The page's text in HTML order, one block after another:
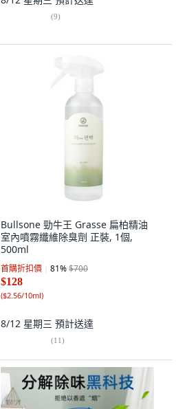
(9)
Bullsone 勁牛王 Grasse 扁柏精油
室內噴霧纖維除臭劑 正裝, 1個,
500ml
首購折扣價 81%$700
$128
($2.56/10ml)
8/12 星期三 預計送達
(11)